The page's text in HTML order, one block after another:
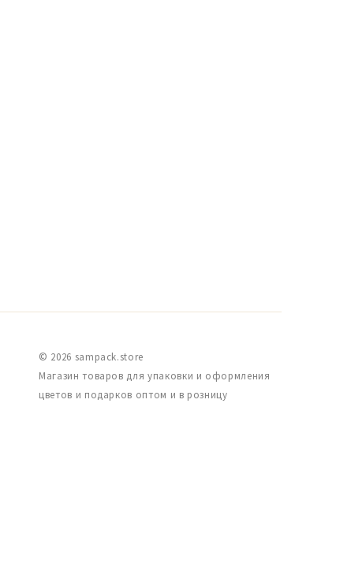
© 2026 sampack.store
Магазин товаров для упаковки и оформления
цветов и подарков оптом и в розницу